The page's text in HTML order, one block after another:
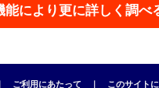
により更に詳しく調べ
ご利用にあたって ｜ このサイト